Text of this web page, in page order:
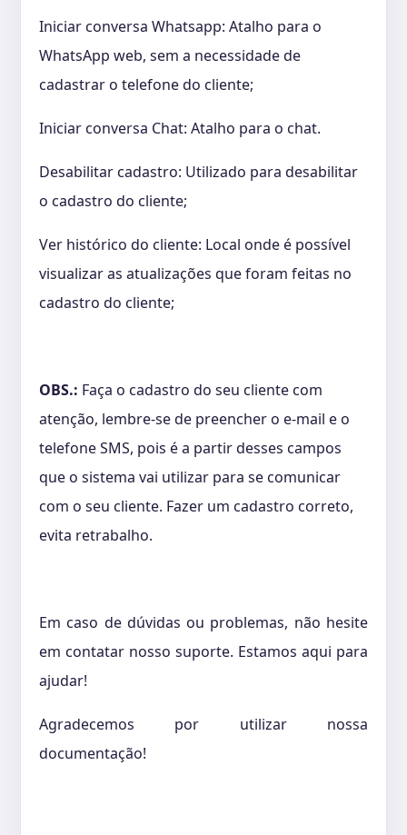
Iniciar conversa Whatsapp: Atalho para o
WhatsApp web, sem a necessidade de
cadastrar o telefone do cliente;
Iniciar conversa Chat: Atalho para o chat.
Desabilitar cadastro: Utilizado para desabilitar
o cadastro do cliente;
Ver histórico do cliente: Local onde é possível
visualizar as atualizações que foram feitas no
cadastro do cliente;
OBS.: Faça o cadastro do seu cliente com
atenção, lembre-se de preencher o e-mail e o
telefone SMS, pois é a partir desses campos
que o sistema vai utilizar para se comunicar
com o seu cliente. Fazer um cadastro correto,
evita retrabalho.
Em caso de dúvidas ou problemas, não hesite
em contatar nosso suporte. Estamos aqui para
ajudar!
Agradecemos por utilizar nossa
documentação!